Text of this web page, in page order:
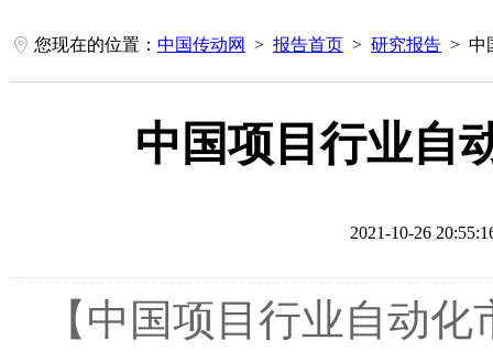
您现在的位置： 中国传动网 > 报告首页 > 研究报告 > 中
中国项目行业自
2021-10-26
【中国项目行业自动